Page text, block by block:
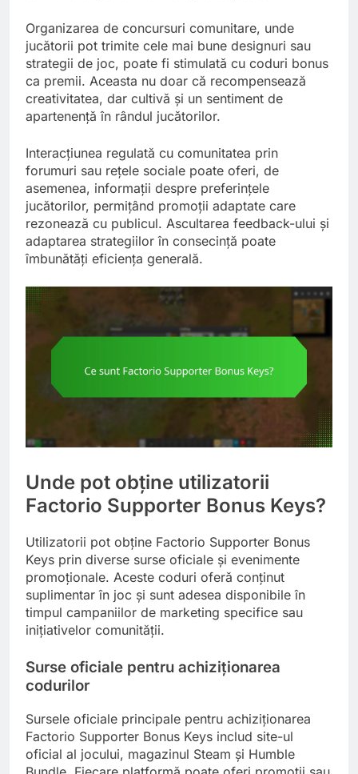
Organizarea de concursuri comunitare, unde
jucătorii pot trimite cele mai bune designuri sau
strategii de joc, poate fi stimulată cu coduri bonus
ca premii. Aceasta nu doar că recompensează
creativitatea, dar cultivă și un sentiment de
apartenență în rândul jucătorilor.
Interacțiunea regulată cu comunitatea prin
forumuri sau rețele sociale poate oferi, de
asemenea, informații despre preferințele
jucătorilor, permițând promoții adaptate care
rezonează cu publicul. Ascultarea feedback-ului și
adaptarea strategiilor în consecință poate
îmbunătăți eficiența generală.
Unde pot obține utilizatorii
Factorio Supporter Bonus Keys?
Utilizatorii pot obține Factorio Supporter Bonus
Keys prin diverse surse oficiale și evenimente
promoționale. Aceste coduri oferă conținut
suplimentar în joc și sunt adesea disponibile în
timpul campaniilor de marketing specifice sau
inițiativelor comunității.
Surse oficiale pentru achiziționarea
codurilor
Sursele oficiale principale pentru achiziționarea
Factorio Supporter Bonus Keys includ site-ul
oficial al jocului, magazinul Steam și Humble